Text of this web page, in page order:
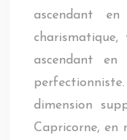
ascendant
charismatique,
ascendant
dimension
Capricorne, en